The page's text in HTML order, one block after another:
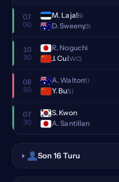
07
00
M. Lajal(6)
D. Sweeny(3)
10
30
R. Noguchi
J. Cui(WC)
08
50
A. Walton(1)
Y. Bu(5)
07
30
S. Kwon
A. Santillan
Son 16 Turu